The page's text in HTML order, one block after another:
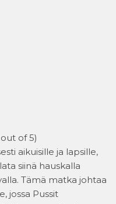
out of 5)
aikuisille ja lapsille,
siinä hauskalla
Tämä matka johtaa
jossa Pussit